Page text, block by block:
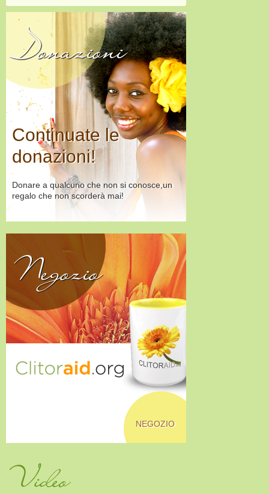
Donazioni
Continuate le
donazioni!
Donare a qualcuno che non si conosce,un
regalo che non scorderà mai!
Negozio
NEGOZIO
Video